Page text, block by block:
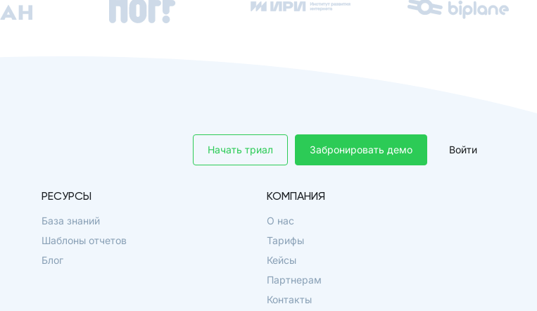
Забронировать демо
Начать триал Войти
РЕСУРСЫ
База знаний
Шаблоны отчетов
Блог
КОМПАНИЯ
О нас
Тарифы
Кейсы
Партнерам
Контакты